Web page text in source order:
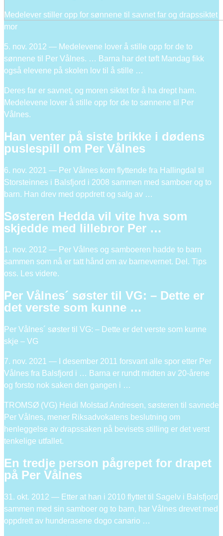
Medelever stiller opp for sønnene til savnet far og drapssiktet
mor
5. nov. 2012 — Medelevene lover å stille opp for de to
sønnene til Per Vålnes. … Barna har det tøft Mandag fikk
også elevene på skolen lov til å stille …
Deres far er savnet, og moren siktet for å ha drept ham.
Medelevene lover å stille opp for de to sønnene til Per
Vålnes.
Han venter på siste brikke i dødens
puslespill om Per Vålnes
6. nov. 2021 — Per Vålnes kom flyttende fra Hallingdal til
Storsteinnes i Balsfjord i 2008 sammen med samboer og to
barn. Han drev med oppdrett og salg av …
Søsteren Hedda vil vite hva som
skjedde med lillebror Per …
1. nov. 2012 — Per Vålnes og samboeren hadde to barn
sammen som nå er tatt hånd om av barnevernet. Del. Tips
oss. Les videre.
Per Vålnes´ søster til VG: – Dette er
det verste som kunne …
Per Vålnes´ søster til VG: – Dette er det verste som kunne
skje – VG
7. nov. 2021 — I desember 2011 forsvant alle spor etter Per
Vålnes fra Balsfjord i … Barna er rundt midten av 20-årene
og forsto nok saken den gangen i …
TROMSØ (VG) Heidi Molstad Andresen, søsteren til savnede
Per Vålnes, mener Riksadvokatens beslutning om
henleggelse av drapssaken på bevisets stilling er det verst
tenkelige utfallet.
En tredje person pågrepet for drapet
på Per Vålnes
31. okt. 2012 — Etter at han i 2010 flyttet til Sagelv i Balsfjord
sammen med sin samboer og to barn, har Vålnes drevet med
oppdrett av hunderasene dogo canario …